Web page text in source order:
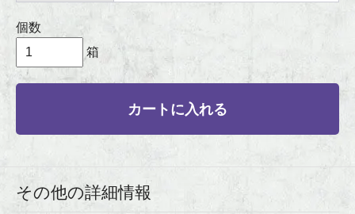
個数
箱
カートに入れる
その他の詳細情報